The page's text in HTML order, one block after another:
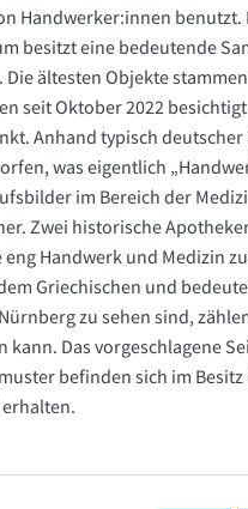
Handwerker:innen benutzt.
besitzt eine bedeutende
ältesten Objekte
seit Oktober 2022
Anhand typisch
was eigentlich
im Bereich der
Zwei historische
Handwerk und Medizin
Griechischen und
zu sehen sind,
kann. Das vorgeschlagene
befinden sich im